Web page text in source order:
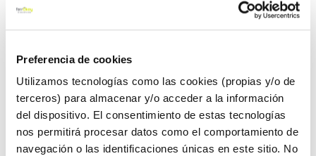
Preferencia de cookies
Utilizamos tecnologías como las cookies (propias y/o de
terceros) para almacenar y/o acceder a la información
del dispositivo. El consentimiento de estas tecnologías
nos permitirá procesar datos como el comportamiento de
navegación o las identificaciones únicas en este sitio. No
Rulo pluma Ref:19252
roja n. 2
Ver más
la
imágenes
También te puede interesar